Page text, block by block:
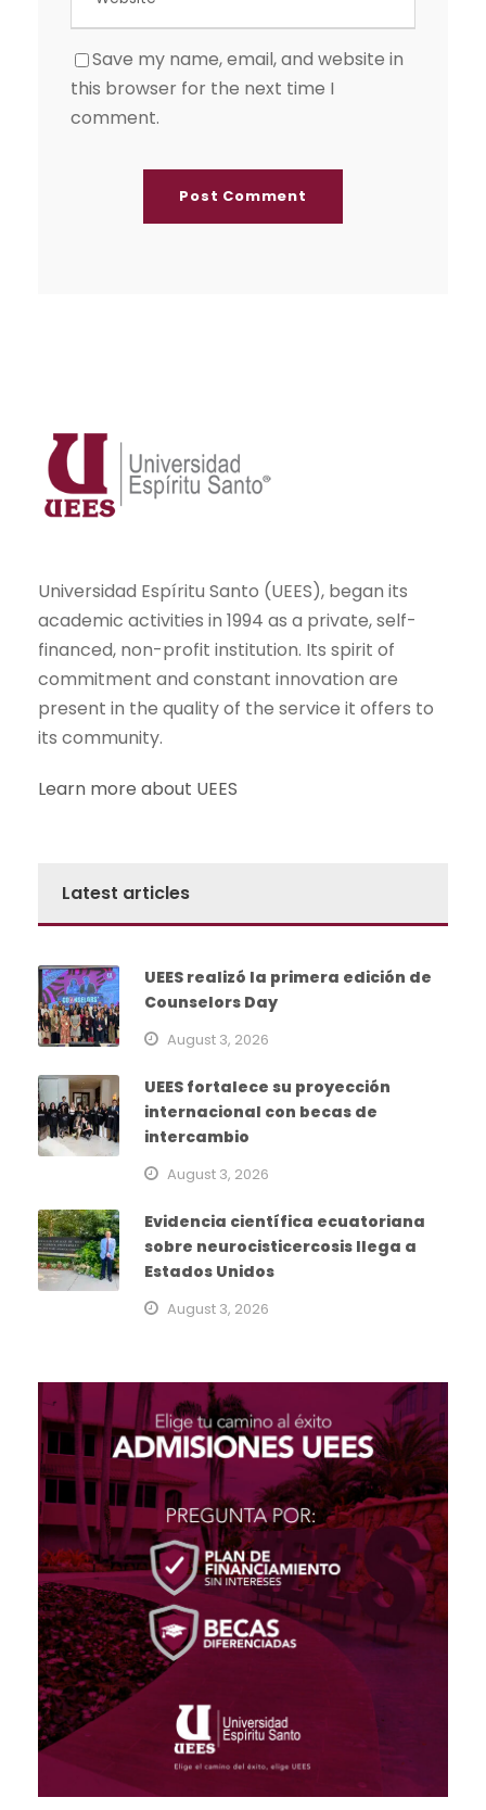
Save my name, email, and website in
this browser for the next time I
comment.
Universidad Espíritu Santo (UEES), began its
academic activities in 1994 as a private, self-
financed, non-profit institution. Its spirit of
commitment and constant innovation are
present in the quality of the service it offers to
its community.
Learn more about UEES
Latest articles
UEES realizó la primera edición de
Counselors Day
August 3, 2026
UEES fortalece su proyección
internacional con becas de
intercambio
August 3, 2026
Evidencia científica ecuatoriana
sobre neurocisticercosis llega a
Estados Unidos
August 3, 2026